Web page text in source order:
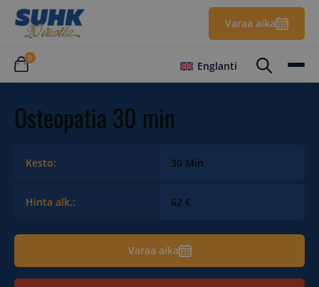
Varaa aika
0
Englanti
Osteopatia 30 min
Kesto: 30 Min
Hinta alk.: 62 €
Varaa aika